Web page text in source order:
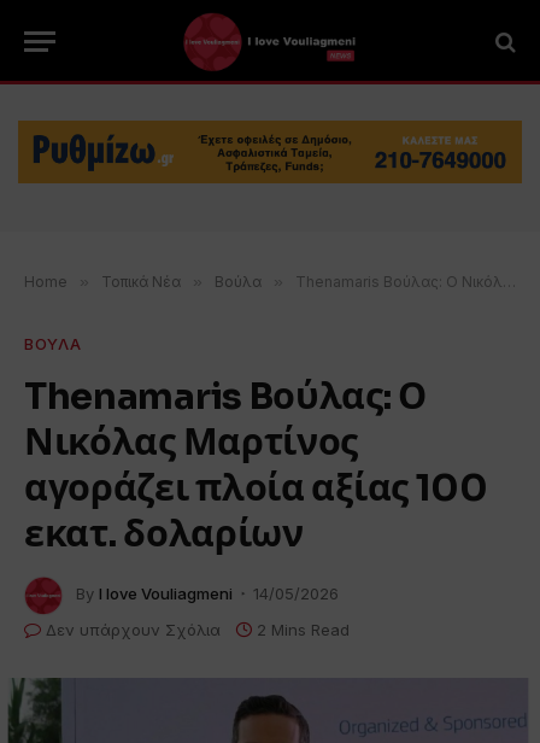
Home » Τοπικά Νέα » Βούλα » Thenamaris Bούλας: Ο Νικόλας Μαρτίνος αγοράζει πλοία αξίας 100 εκατ. δολαρίων
ΒΟΥΛΑ
Thenamaris Bούλας: Ο
Νικόλας Μαρτίνος
αγοράζει πλοία αξίας 100
εκατ. δολαρίων
By I love Vouliagmeni
14/05/2026
Δεν υπάρχουν Σχόλια
2 Mins Read